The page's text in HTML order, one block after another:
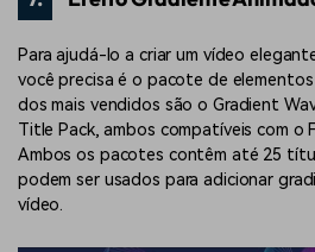
Para ajudá-lo a criar um vídeo
você precisa é o pacote de
dos mais vendidos são o Gradient
Title Pack, ambos compatíveis com o
Ambos os pacotes contêm até 25
podem ser usados ​​para adicionar
vídeo.